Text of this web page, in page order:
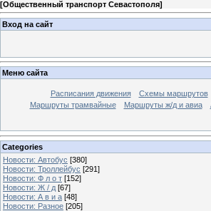
[Общественный транспорт Севастополя]
Вход на сайт
Меню сайта
Расписания движения Схемы маршрутов
Маршруты трамвайные
Маршруты ж/д и авиа
Categories
Новости: Автобус [380]
Новости: Троллейбус [291]
Новости: Ф л о т [152]
Новости: Ж / д [67]
Новости: А в и а [48]
Новости: Разное [205]